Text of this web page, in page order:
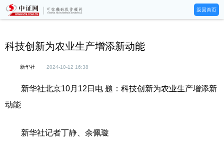
返回首页
科技创新为农业生产增添新动能
新华社 2024-10-12 16:38
新华社北京10月12日电 题：科技创新为农业生产增添新
动能
新华社记者丁静、余佩璇